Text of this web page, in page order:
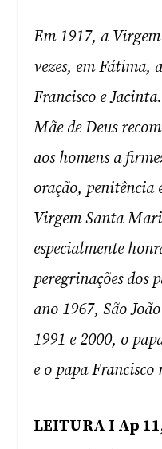
Em 1917, a
vezes, em Fátima,
Francisco e
Mãe de Deus
aos homens a
oração, penitência
Virgem Santa
especialmente
peregrinações dos
ano 1967, São
1991 e 2000, o
e o papa Francisco
LEITURA I Ap